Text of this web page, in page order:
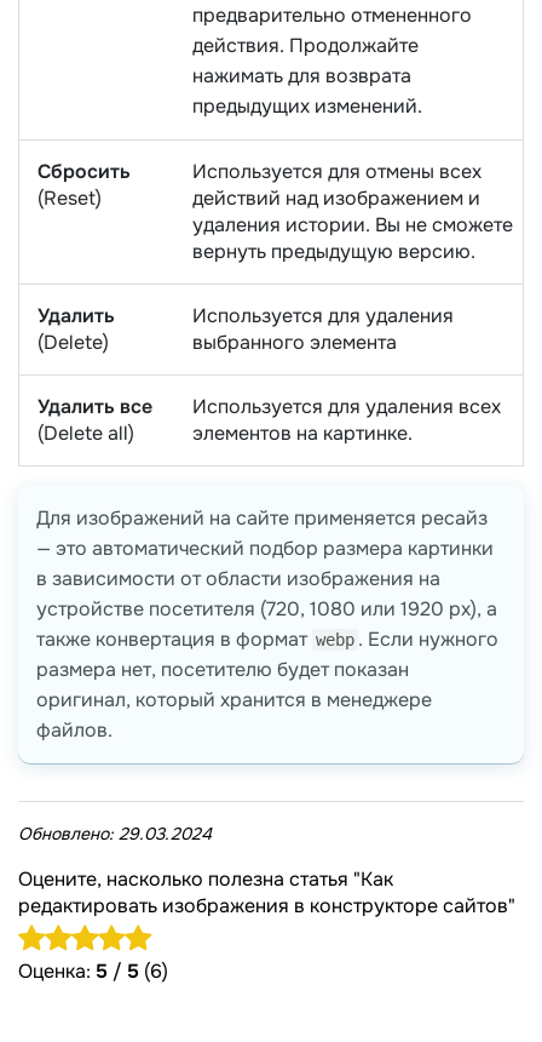
предварительно отмененного
действия. Продолжайте
нажимать для возврата
предыдущих изменений.
Сбросить
(Reset)
Используется для отмены всех
действий над изображением и
удаления истории. Вы не сможете
вернуть предыдущую версию.
Удалить
(Delete)
Используется для удаления
выбранного элемента
Удалить все
(Delete all)
Используется для удаления всех
элементов на картинке.
Для изображений на сайте применяется ресайз
— это автоматический подбор размера картинки
в зависимости от области изображения на
устройстве посетителя (720, 1080 или 1920 px), а
также конвертация в формат webp . Если нужного
размера нет, посетителю будет показан
оригинал, который хранится в менеджере
файлов.
Обновлено: 29.03.2024
Оцените, насколько полезна статья "Как
редактировать изображения в конструкторе сайтов"
Оценка: 5 / 5 (6)